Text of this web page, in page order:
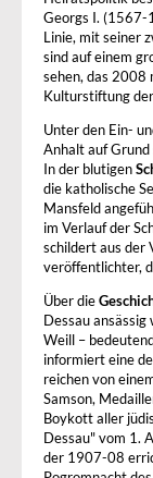
Georgs I. (1567-
Linie, mit seiner
sind auf einem
sehen, das 2008
Kulturstiftung
Unter den Ein-
Anhalt auf Grund
In der blutigen
die katholische
Mansfeld
im Verlauf der
schildert aus der
veröffentlichter,
Über die
Dessau
Weill –
informiert eine
reichen von
Samson,
Boykott aller
Dessau" vom 1.
der 1907-08